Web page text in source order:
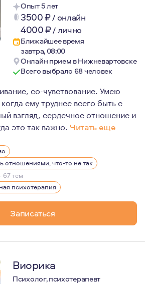
Опыт 5 лет
3500₽/ онлайн
4000₽/лично
Ближайшее время
завтра, 08:00
Онлайн прием в Нижневартовске
Всего выбрало 68 человек
со-чувствование. Умею
ему труднее всего быть с
взгляд, сердечное отношение и
это так важно. Читать еще
в потенциал каждого человека.
большую группу по детско-
отношениями, что-то не так
67 тем
психотерапия
Записаться
Виорика
Психолог, психотерапевт